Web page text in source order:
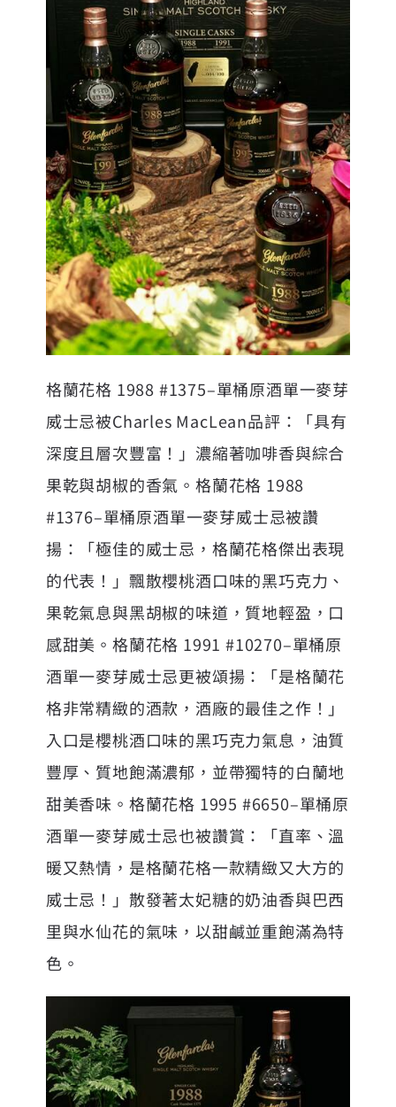
格蘭花格 1988 #1375–單桶原酒單一麥芽
威士忌被Charles MacLean品評：「具有
深度且層次豐富！」濃縮著咖啡香與綜合
果乾與胡椒的香氣。格蘭花格 1988
#1376–單桶原酒單一麥芽威士忌被讚
揚：「極佳的威士忌，格蘭花格傑出表現
的代表！」飄散櫻桃酒口味的黑巧克力、
果乾氣息與黑胡椒的味道，質地輕盈，口
感甜美。格蘭花格 1991 #10270–單桶原
酒單一麥芽威士忌更被頌揚：「是格蘭花
格非常精緻的酒款，酒廠的最佳之作！」
入口是櫻桃酒口味的黑巧克力氣息，油質
豐厚、質地飽滿濃郁，並帶獨特的白蘭地
甜美香味。格蘭花格 1995 #6650–單桶原
酒單一麥芽威士忌也被讚賞：「直率、溫
暖又熱情，是格蘭花格一款精緻又大方的
威士忌！」散發著太妃糖的奶油香與巴西
里與水仙花的氣味，以甜鹹並重飽滿為特
色。